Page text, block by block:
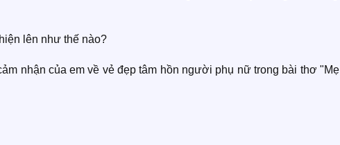
lên như thế nào?
nhận của em về vẻ đẹp tâm hồn người phụ nữ trong bài thơ "Mẹ